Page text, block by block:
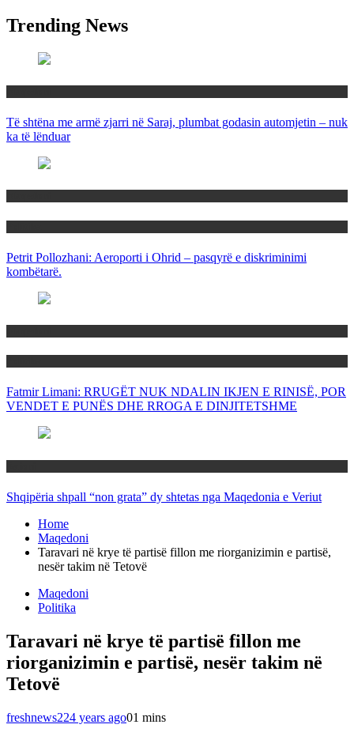
Trending News
Të shtëna me armë zjarri në Saraj, plumbat godasin automjetin – nuk
ka të lënduar
Petrit Pollozhani: Aeroporti i Ohrid – pasqyrë e diskriminimi
kombëtarë.
Fatmir Limani: RRUGËT NUK NDALIN IKJEN E RINISË, POR
VENDET E PUNËS DHE RROGA E DINJITETSHME
Shqipëria shpall “non grata” dy shtetas nga Maqedonia e Veriut
Home
Maqedoni
Taravari në krye të partisë fillon me riorganizimin e partisë,
nesër takim në Tetovë
Maqedoni
Politika
Taravari në krye të partisë fillon me
riorganizimin e partisë, nesër takim në
Tetovë
freshnews224 years ago01 mins